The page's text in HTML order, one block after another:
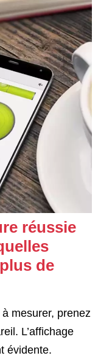
réussie
de
mesurer, prenez
L’affichage
évidente.